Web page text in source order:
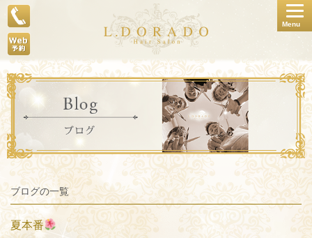
Menu
ブログの一覧
夏本番